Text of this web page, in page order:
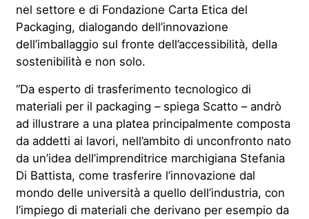
nel settore e di Fondazione Carta Etica del
Packaging, dialogando dell’innovazione
dell’imballaggio sul fronte dell’accessibilità, della
sostenibilità e non solo.
“Da esperto di trasferimento tecnologico di
materiali per il packaging – spiega Scatto – andrò
ad illustrare a una platea principalmente composta
da addetti ai lavori, nell’ambito di unconfronto nato
da un’idea dell’imprenditrice marchigiana Stefania
Di Battista, come trasferire l’innovazione dal
mondo delle università a quello dell’industria, con
l’impiego di materiali che derivano per esempio da